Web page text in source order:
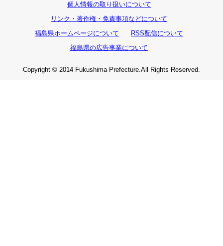
個人情報の取り扱いについて
リンク・著作権・免責事項などについて
福島県ホームページについて
RSS配信について
福島県の広告事業について
Copyright © 2014 Fukushima Prefecture.All Rights Reserved.